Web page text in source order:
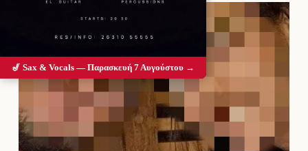
🎷 Sax & Vocals — Παρασκευή 7 Αυγούστου →